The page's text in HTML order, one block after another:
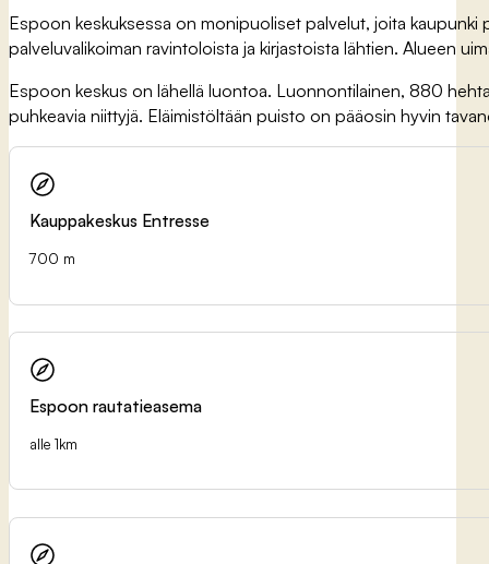
Espoon keskuksessa on monipuoliset palvelut, joita kaupunki
palveluvalikoiman ravintoloista ja kirjastoista lähtien. Alueen
Espoon keskus on lähellä luontoa. Luonnontilainen, 880
puhkeavia niittyjä. Eläimistöltään puisto on pääosin hyvin
Kauppakeskus Entresse
700 m
Espoon rautatieasema
alle 1km